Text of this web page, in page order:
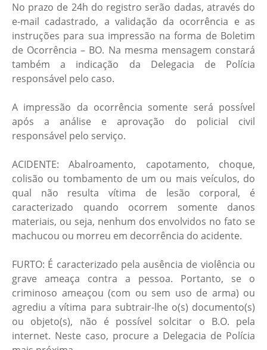
No prazo de 24h do registro serão dadas, através do
e-mail cadastrado, a validação da ocorrência e as
instruções para sua impressão na forma de Boletim
de Ocorrência – BO. Na mesma mensagem constará
também a indicação da Delegacia de Polícia
responsável pelo caso.
A impressão da ocorrência somente será possível
após a análise e aprovação do policial civil
responsável pelo serviço.
ACIDENTE: Abalroamento, capotamento, choque,
colisão ou tombamento de um ou mais veículos, do
qual não resulta vítima de lesão corporal, é
caracterizado quando ocorrem somente danos
materiais, ou seja, nenhum dos envolvidos no fato se
machucou ou morreu em decorrência do acidente.
FURTO: É caracterizado pela ausência de violência ou
grave ameaça contra a pessoa. Portanto, se o
criminoso ameaçou (com ou sem uso de arma) ou
agrediu a vítima para subtrair-lhe o(s) documento(s)
ou objeto(s), não é possível solcitar o B.O. pela
internet. Neste caso, procure a Delegacia de Polícia